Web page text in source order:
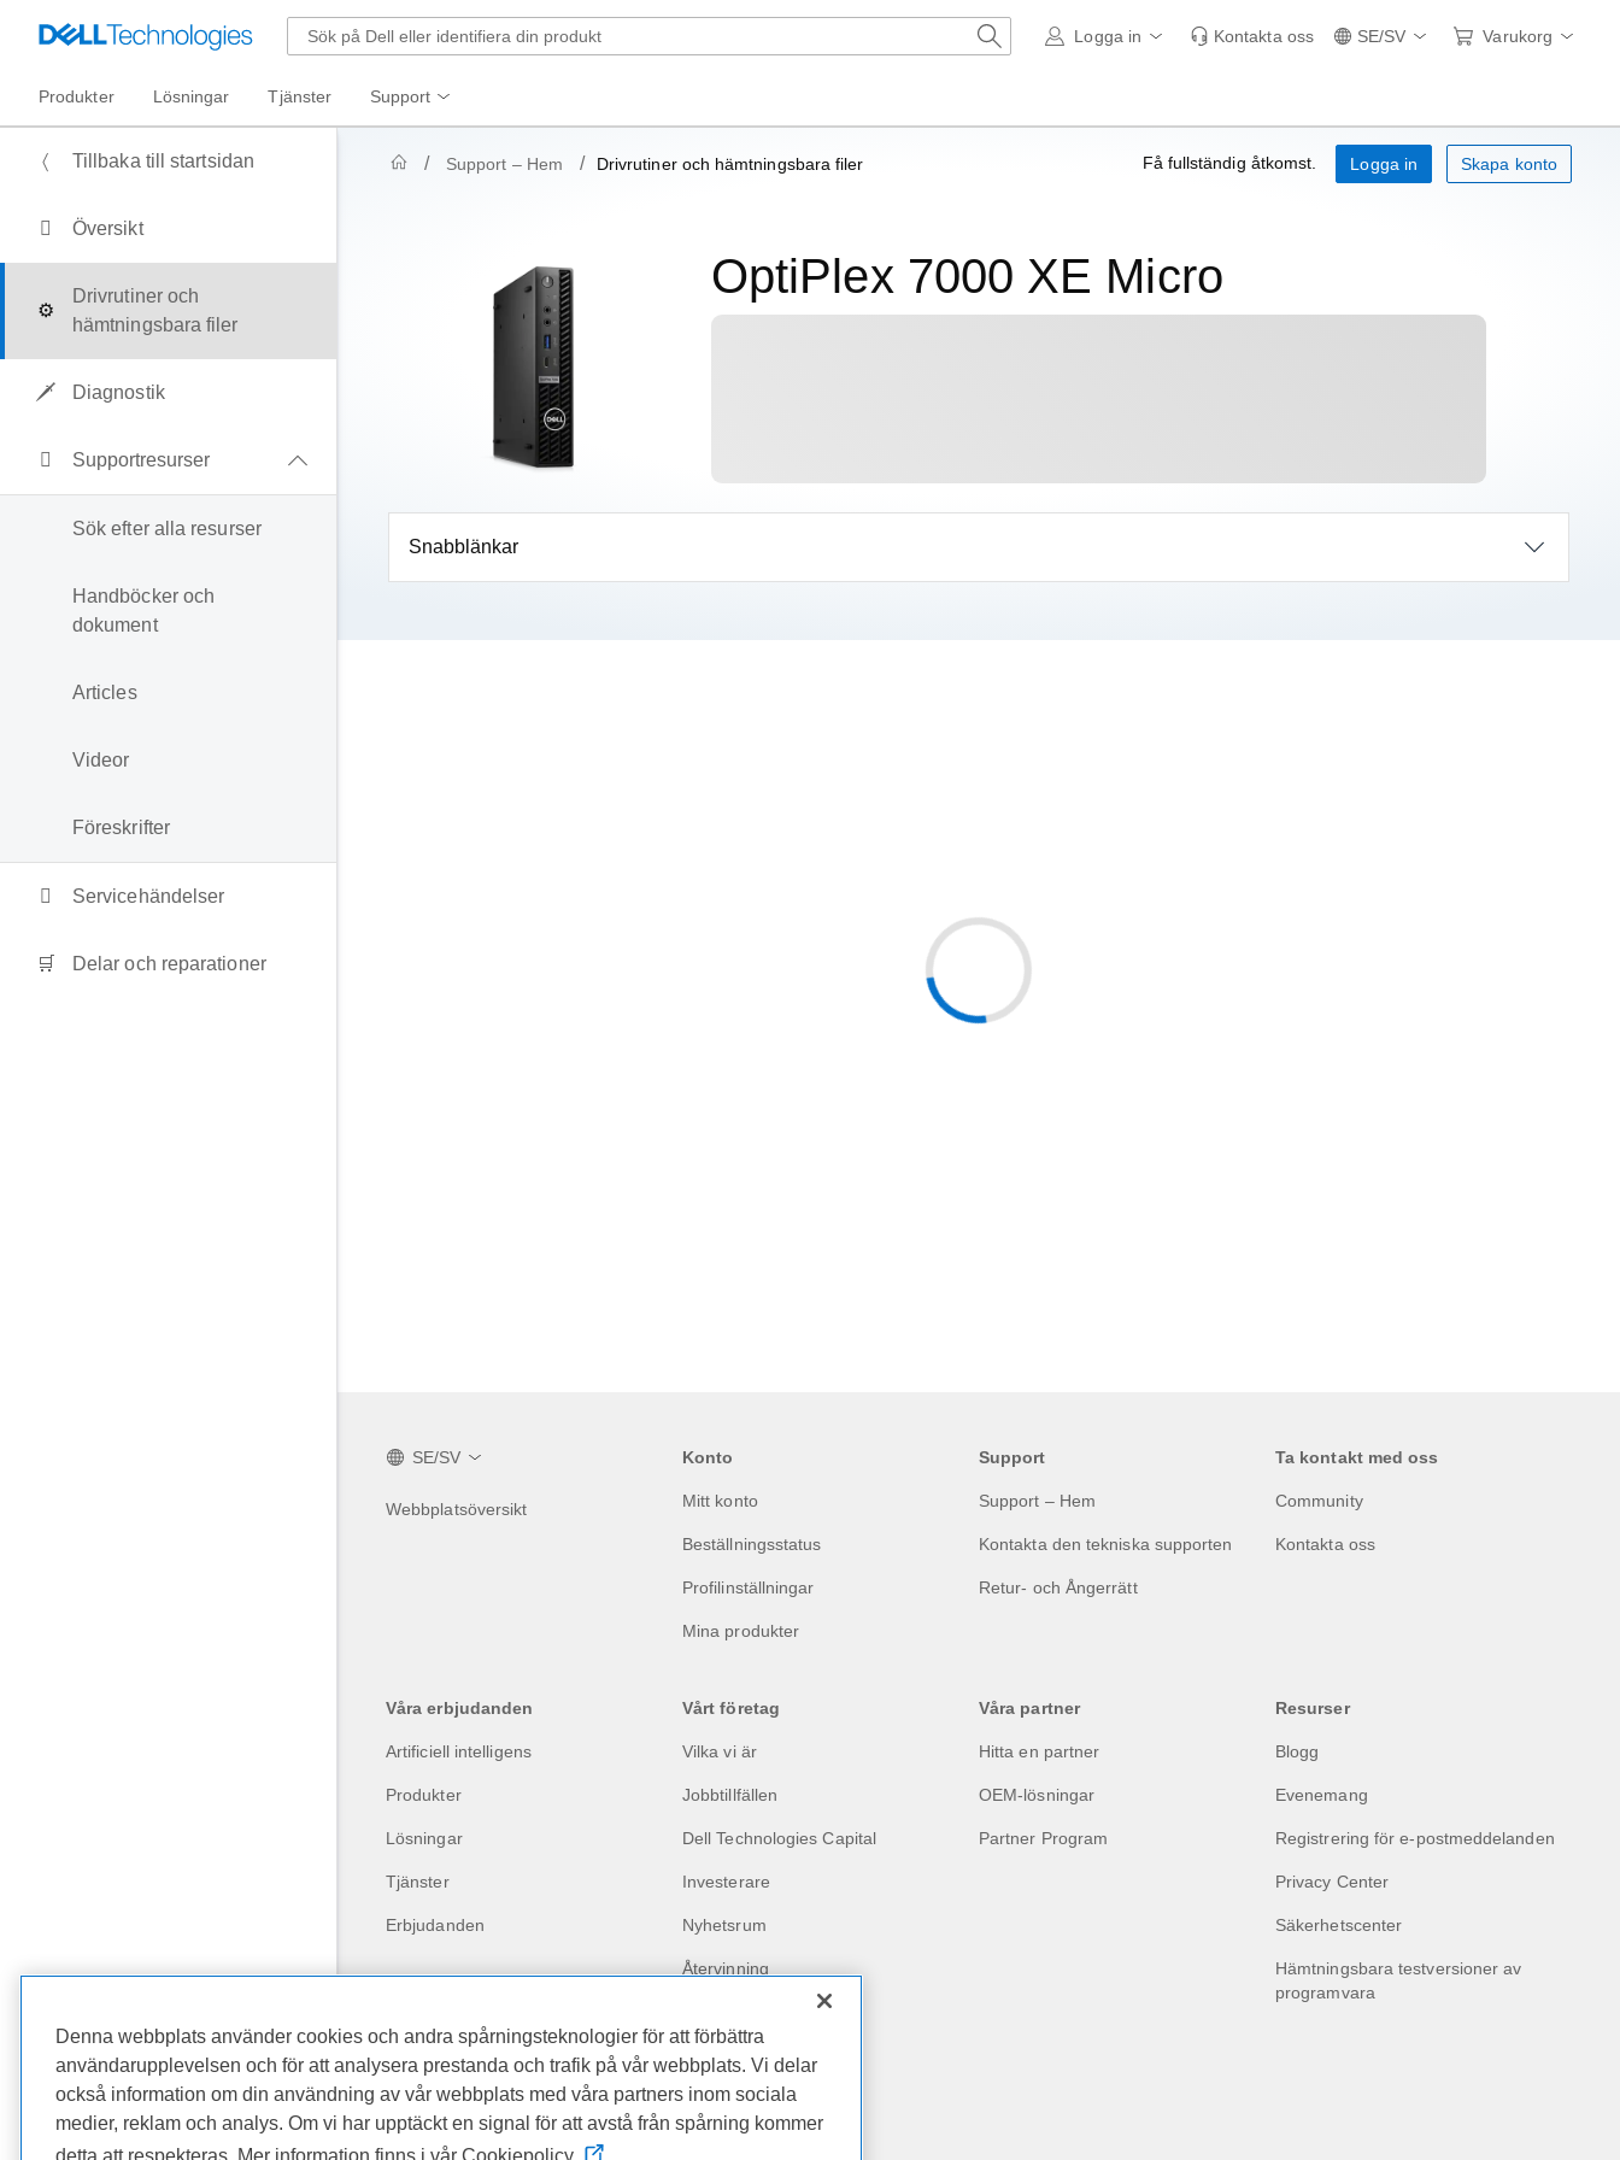
Logga in Kontakta oss SE/SV Varukorg
Produkter Lösningar Tjänster Support
Tillbaka till startsidan
Översikt
Drivrutiner och
hämtningsbara filer
Diagnostik
Supportresurser
Sök efter alla resurser
Handböcker och
dokument
Articles
Videor
Föreskrifter
Servicehändelser
Delar och reparationer
Support – Hem Drivrutiner och hämtningsbara filer Få fullständig åtkomst. Logga in Skapa konto
OptiPlex 7000 XE Micro
Snabblänkar
SE/SV
Webbplatsöversikt
Konto
Mitt konto
Beställningsstatus
Profilinställningar
Mina produkter
Support
Support – Hem
Kontakta den tekniska supporten
Retur- och Ångerrätt
Ta kontakt med oss
Community
Kontakta oss
Våra erbjudanden
Artificiell intelligens
Produkter
Lösningar
Tjänster
Erbjudanden
Vårt företag
Vilka vi är
Jobbtillfällen
Dell Technologies Capital
Investerare
Nyhetsrum
Återvinning
Påverkan på företaget
Kundberättelser
Våra partner
Hitta en partner
OEM-lösningar
Partner Program
Resurser
Blogg
Evenemang
Registrering för e-postmeddelanden
Privacy Center
Säkerhetscenter
Hämtningsbara testversioner av
programvara
Dell Technologies Dell Premier för företag
Denna webbplats använder cookies och andra spårningsteknologier för att förbättra
användarupplevelsen och för att analysera prestanda och trafik på vår webbplats. Vi delar
också information om din användning av vår webbplats med våra partners inom sociala
medier, reklam och analys. Om vi har upptäckt en signal för att avstå från spårning kommer
detta att respekteras. Mer information finns i vår Cookiepolicy.